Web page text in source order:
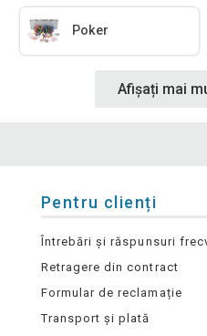
Poker
Afișați mai
Pentru clienți
Întrebări și răspunsuri
Retragere din contract
Formular de reclamație
Transport și plată